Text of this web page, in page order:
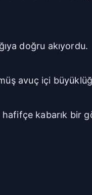
doğru akıyordu.
avuç içi
kabarık bir